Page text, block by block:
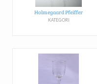
Holmegaard Pfeiffer
KATEGORI